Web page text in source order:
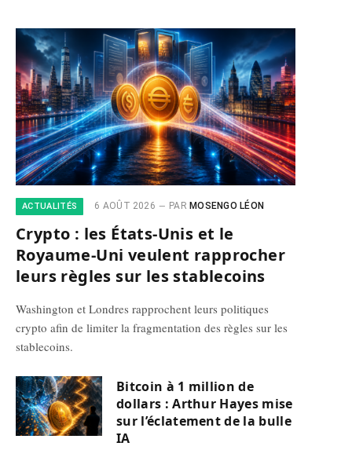
ACTUALITÉS 6 AOÛT 2026 PAR MOSENGO LÉON
Crypto : les États-Unis et le
Royaume-Uni veulent rapprocher
leurs règles sur les stablecoins
Washington et Londres rapprochent leurs politiques
crypto afin de limiter la fragmentation des règles sur les
stablecoins.
Bitcoin à 1 million de
dollars : Arthur Hayes mise
sur l’éclatement de la bulle
IA